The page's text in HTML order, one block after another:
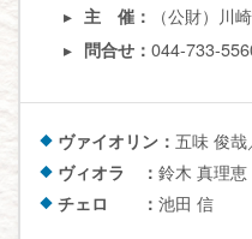
主 催： （公財）川
問合せ：044-733-
ヴァイオリン： 五味 俊
ヴィオラ ：鈴木 真理恵
チェロ ：池田 信